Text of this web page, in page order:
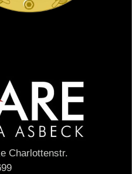
Charlottenstr.